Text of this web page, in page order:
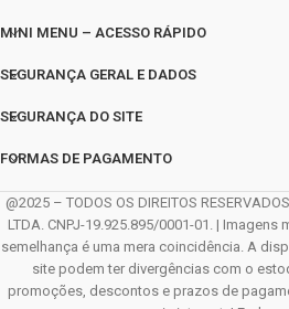
MINI MENU – ACESSO RÁPIDO
SEGURANÇA GERAL E DADOS
SEGURANÇA DO SITE
FORMAS DE PAGAMENTO
@2025 – TODOS OS DIREITOS
LTDA. CNPJ-19.925.895/0001-01. |
semelhança é uma mera coincidência. A
site podem ter divergências com o
promoções, descontos e prazos de